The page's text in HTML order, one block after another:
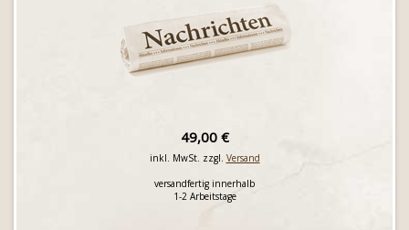
49,00 €
inkl. MwSt. zzgl. Versand
versandfertig innerhalb
1-2 Arbeitstage